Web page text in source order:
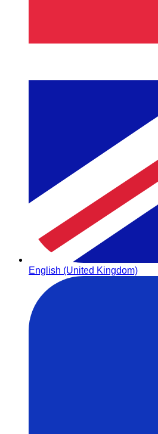
English (United Kingdom)